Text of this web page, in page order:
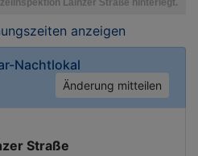
anzeigen
Nachtlokal
Änderung mitteilen
Straße